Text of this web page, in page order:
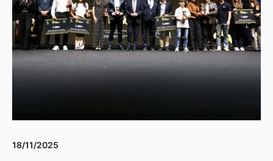
18/11/2025